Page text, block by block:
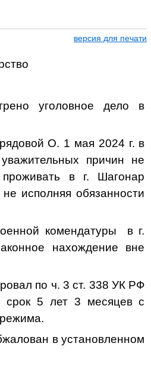
версия для печати
уголовное дело в
О. 1 мая 2024 г. в
причин не
в г. Шагонар
исполняя обязанности
комендатуры
в г.
нахождение вне
по ч. 3 ст. 338 УК РФ
срок 5 лет 3 месяцев с
в установленном